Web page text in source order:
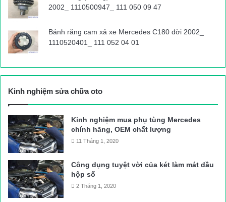
2002_ 1110500947_ 111 050 09 47
Bánh răng cam xả xe Mercedes C180 đời 2002_
1110520401_ 111 052 04 01
Kinh nghiệm sửa chữa oto
Kinh nghiệm mua phụ tùng Mercedes
chính hãng, OEM chất lượng
11 Tháng 1, 2020
Công dụng tuyệt vời của két làm mát dầu
hộp số
2 Tháng 1, 2020